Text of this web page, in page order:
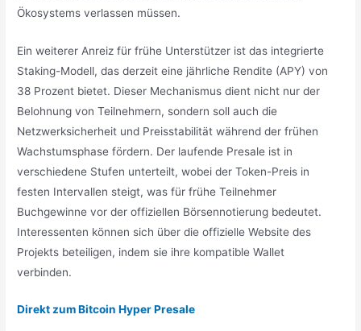
Ökosystems verlassen müssen.
Ein weiterer Anreiz für frühe Unterstützer ist das integrierte
Staking-Modell, das derzeit eine jährliche Rendite (APY) von
38 Prozent bietet. Dieser Mechanismus dient nicht nur der
Belohnung von Teilnehmern, sondern soll auch die
Netzwerksicherheit und Preisstabilität während der frühen
Wachstumsphase fördern. Der laufende Presale ist in
verschiedene Stufen unterteilt, wobei der Token-Preis in
festen Intervallen steigt, was für frühe Teilnehmer
Buchgewinne vor der offiziellen Börsennotierung bedeutet.
Interessenten können sich über die offizielle Website des
Projekts beteiligen, indem sie ihre kompatible Wallet
verbinden.
Direkt zum Bitcoin Hyper Presale